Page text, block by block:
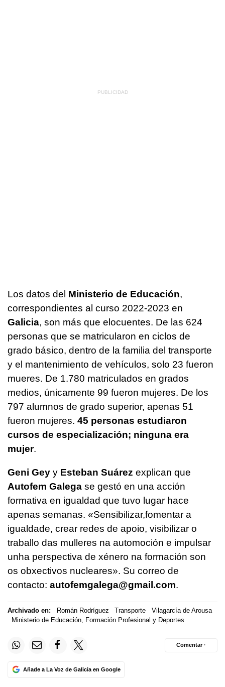
Los datos del Ministerio de Educación,
correspondientes al curso 2022-2023 en
Galicia, son más que elocuentes. De las 624
personas que se matricularon en ciclos de
grado básico, dentro de la familia del transporte
y el mantenimiento de vehículos, solo 23 fueron
mueres. De 1.780 matriculados en grados
medios, únicamente 99 fueron mujeres. De los
797 alumnos de grado superior, apenas 51
fueron mujeres. 45 personas estudiaron
cursos de especialización; ninguna era
mujer.
Geni Gey y Esteban Suárez explican que
Autofem Galega se gestó en una acción
formativa en igualdad que tuvo lugar hace
apenas semanas. «Sensibilizar,fomentar a
igualdade, crear redes de apoio, visibilizar o
traballo das mulleres na automoción e impulsar
unha perspectiva de xénero na formación son
os obxectivos nucleares». Su correo de
contacto: autofemgalega@gmail.com.
Archivado en: Román Rodríguez Transporte
Vilagarcía de Arousa
Ministerio de Educación, Formación Profesional y Deportes
Añade a La Voz de Galicia en Google
Comentar ·